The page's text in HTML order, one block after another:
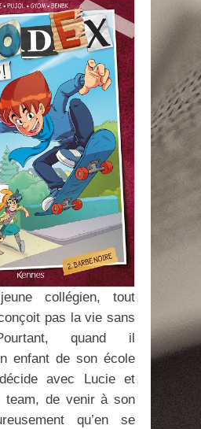
collégien, tout
pas la vie sans
quand il
enfant de son école
avec Lucie et
team, de venir à son
qu’en se